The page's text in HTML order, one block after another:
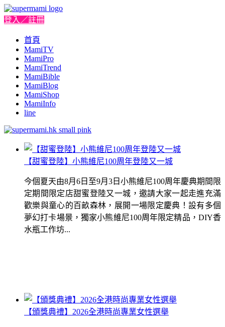
登入／註冊
首頁
MamiTV
MamiPro
MamiTrend
MamiBible
MamiBlog
MamiShop
MamiInfo
line
【甜蜜登陸】小熊維尼100周年登陸又一城
今個夏天由8月6日至9月3日小熊維尼100周年慶典期間限
定期間限定店甜蜜登陸又一城，邀請大家一起走進充滿
歡樂與童心的百畝森林，展開一場限定慶典！設有多個
夢幻打卡場景，獨家小熊維尼100周年限定精品，DIY香
水瓶工作坊...
【頒獎典禮】2026全港時尚專業女性選舉